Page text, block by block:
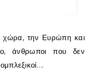
άνθρωποι που δεν